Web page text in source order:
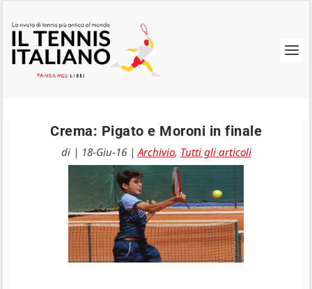
Crema: Pigato e Moroni in finale
di | 18-Giu-16|Archivio, Tutti gli articoli